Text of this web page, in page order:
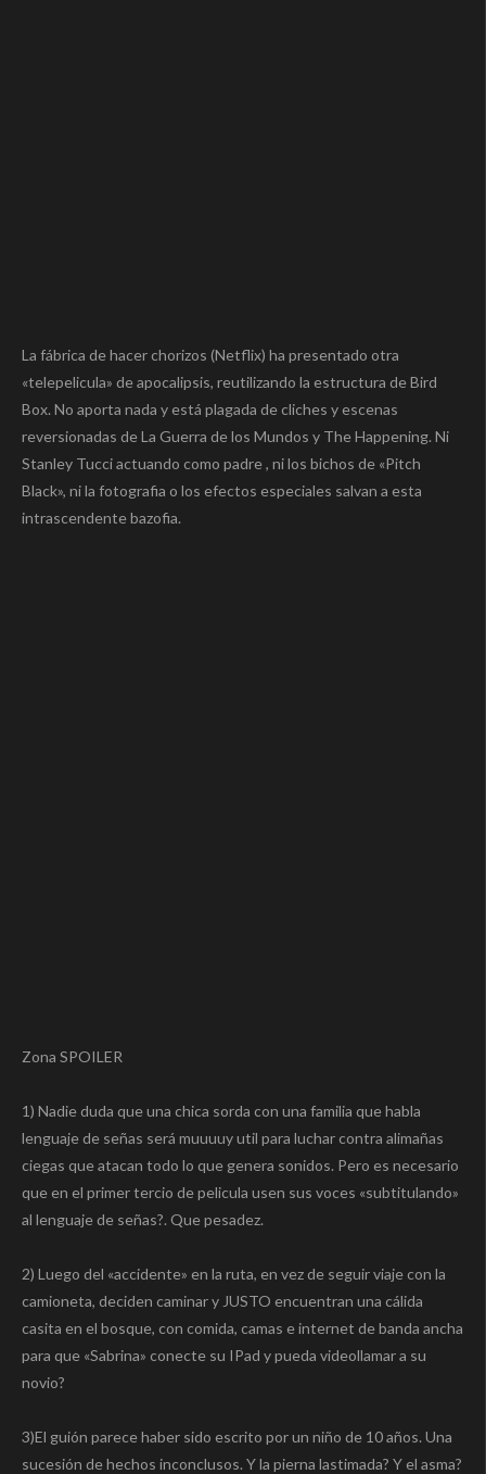
La fábrica de hacer chorizos (Netflix) ha presentado otra
«telepelicula» de apocalipsis, reutilizando la estructura de Bird
Box. No aporta nada y está plagada de cliches y escenas
reversionadas de La Guerra de los Mundos y The Happening. Ni
Stanley Tucci actuando como padre , ni los bichos de «Pitch
Black», ni la fotografia o los efectos especiales salvan a esta
intrascendente bazofia.
Zona SPOILER
1) Nadie duda que una chica sorda con una familia que habla
lenguaje de señas será muuuuy util para luchar contra alimañas
ciegas que atacan todo lo que genera sonidos. Pero es necesario
que en el primer tercio de pelicula usen sus voces «subtitulando»
al lenguaje de señas?. Que pesadez.
2) Luego del «accidente» en la ruta, en vez de seguir viaje con la
camioneta, deciden caminar y JUSTO encuentran una cálida
casita en el bosque, con comida, camas e internet de banda ancha
para que «Sabrina» conecte su IPad y pueda videollamar a su
novio?
3)El guión parece haber sido escrito por un niño de 10 años. Una
sucesión de hechos inconclusos. Y la pierna lastimada? Y el asma?